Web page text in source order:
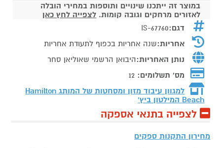
במוצר זה ייתכנו שינויים ותוספות במחירי הובלה
לאזורים מרחקים וגובה קומות. לצפייה לחץ כאן
דגם:67760-IS
אחריות:שנה אחריות בכפוף לתעודת אחריות
נותן האחריות:היבואן הרשמי שאוליאן סחר
מס' תשלומים: 12
למגוון עיבוד מזון ומסחטות של המותג Hamilton
Beach המילטון ביץ'
לצפייה בתנאי אספקה
מחירון התקנות ספקים